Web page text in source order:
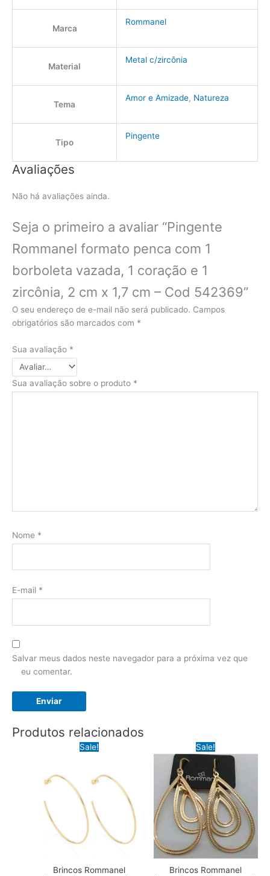
Marca
Rommanel
Material
Metal c/zircônia
Tema
Amor e Amizade, Natureza
Tipo
Pingente
Avaliações
Não há avaliações ainda.
Seja o primeiro a avaliar “Pingente
Rommanel formato penca com 1
borboleta vazada, 1 coração e 1
zircônia, 2 cm x 1,7 cm – Cod 542369”
O seu endereço de e-mail não será publicado. Campos
obrigatórios são marcados com *
Sua avaliação *
Sua avaliação sobre o produto *
Nome *
E-mail *
Salvar meus dados neste navegador para a próxima vez que
eu comentar.
Produtos relacionados
Sale!
Brincos Rommanel
Sale!
Brincos Rommanel